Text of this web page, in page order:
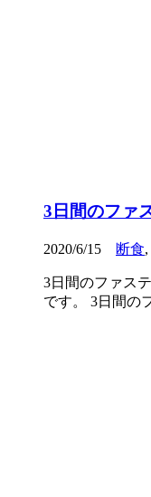
3日間のファ
2020/6/15 断食,
3日間のファス
です。 3日間の